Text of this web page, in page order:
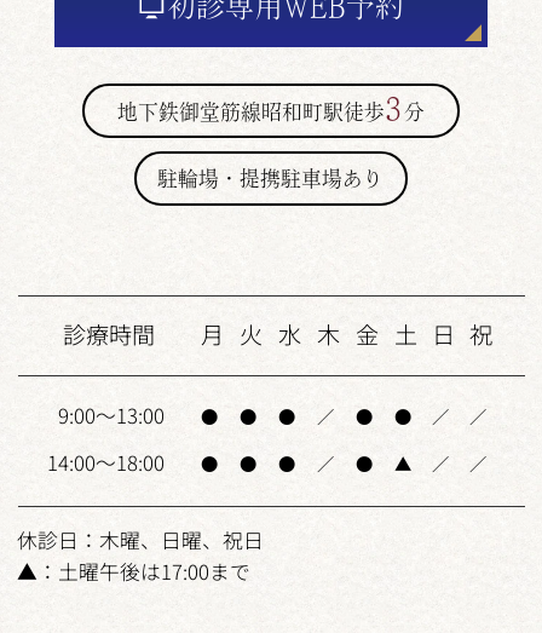
初診専用WEB予約
地下鉄御堂筋線昭和町駅徒歩3分
駐輪場・提携駐車場あり
診療時間 月 火 水 木 金 土 日 祝
9:00～13:00 ● ● ● ／ ● ● ／ ／
14:00～18:00 ● ● ● ／ ● ▲ ／ ／
休診日：木曜、日曜、祝日
▲：土曜午後は17:00まで